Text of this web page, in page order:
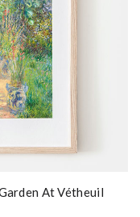
At Vétheuil